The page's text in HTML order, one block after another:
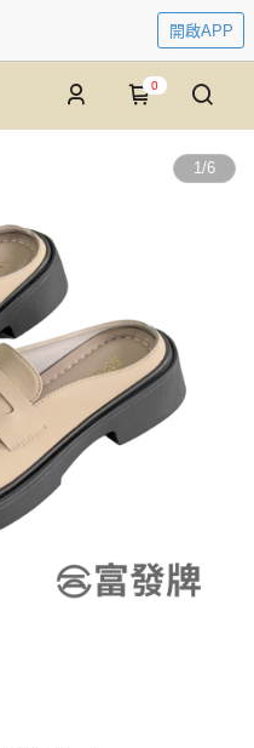
開啟APP
0
1/6